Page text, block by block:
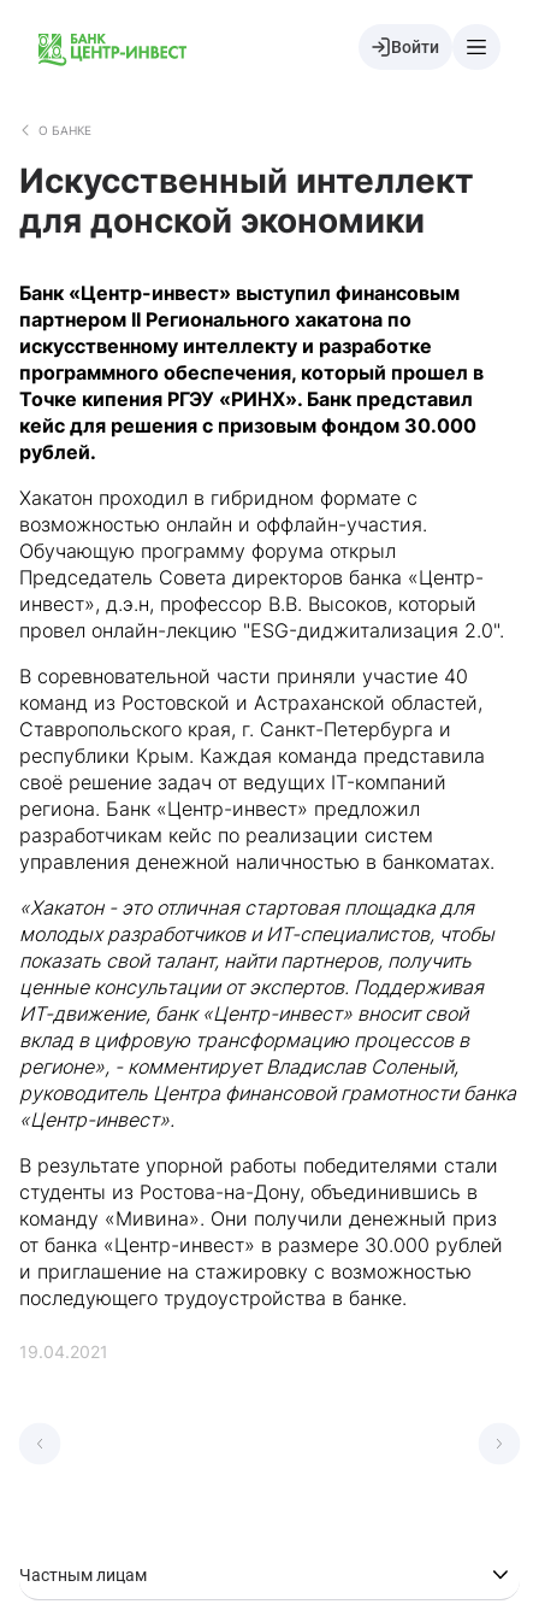
Войти
О БАНКЕ
Искусственный интеллект
для донской экономики
Банк «Центр-инвест» выступил финансовым
партнером II Регионального хакатона по
искусственному интеллекту и разработке
программного обеспечения, который прошел в
Точке кипения РГЭУ «РИНХ». Банк представил
кейс для решения с призовым фондом 30.000
рублей.
Хакатон проходил в гибридном формате с
возможностью онлайн и оффлайн-участия.
Обучающую программу форума открыл
Председатель Совета директоров банка «Центр-
инвест», д.э.н, профессор В.В. Высоков, который
провел онлайн-лекцию "ESG-диджитализация 2.0".
В соревновательной части приняли участие 40
команд из Ростовской и Астраханской областей,
Ставропольского края, г. Санкт-Петербурга и
республики Крым. Каждая команда представила
своё решение задач от ведущих IT-компаний
региона. Банк «Центр-инвест» предложил
разработчикам кейс по реализации систем
управления денежной наличностью в банкоматах.
«Хакатон - это отличная стартовая площадка для
молодых разработчиков и ИТ-специалистов, чтобы
показать свой талант, найти партнеров, получить
ценные консультации от экспертов. Поддерживая
ИТ-движение, банк «Центр-инвест» вносит свой
вклад в цифровую трансформацию процессов в
регионе», - комментирует Владислав Соленый,
руководитель Центра финансовой грамотности банка
«Центр-инвест».
В результате упорной работы победителями стали
студенты из Ростова-на-Дону, объединившись в
команду «Мивина». Они получили денежный приз
от банка «Центр-инвест» в размере 30.000 рублей
и приглашение на стажировку с возможностью
последующего трудоустройства в банке.
19.04.2021
Частным лицам